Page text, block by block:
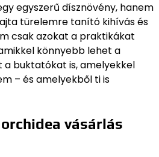
egyszerű dísznövény, hanem
türelemre tanító kihívás és
csak azokat a praktikákat
könnyebb lehet a
a buktatókat is, amelyekkel
– és amelyekből ti is
vásárlás